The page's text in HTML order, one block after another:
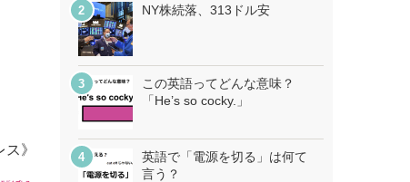
》
NY株続落、313ドル安
この英語ってどんな意味？
「He’s so cocky.」
英語で「電源を切る」は何て
言う？